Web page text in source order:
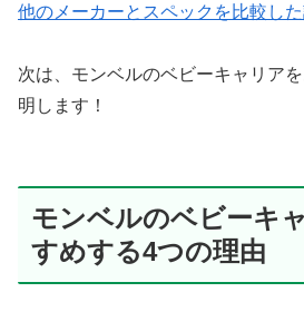
他のメーカーとスペックを比較した
次は、モンベルのベビーキャリア
明します！
モンベルのベビーキ
すめする4つの理由